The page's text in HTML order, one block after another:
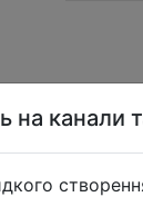
на канали